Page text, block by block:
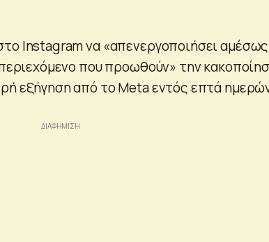
Instagram να «απενεργοποιήσει αμέσως
περιεχόμενο που προωθούν» την
εξήγηση από το Meta εντός επτά